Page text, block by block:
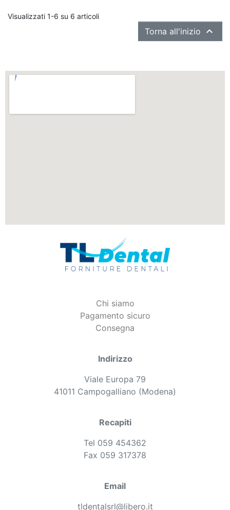
Visualizzati 1-6 su 6 articoli
Torna all'inizio 
Chi siamo
Pagamento sicuro
Consegna
Indirizzo
Viale Europa 79
41011 Campogalliano (Modena)
Recapiti
Tel 059 454362
Fax 059 317378
Email
tldentalsrl@libero.it